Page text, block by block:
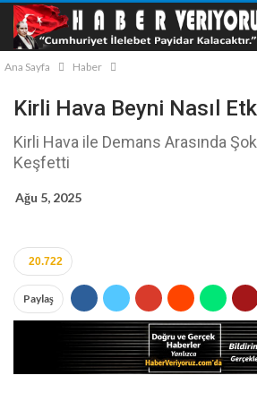
Ana Sayfa Haber
Kirli Hava Beyni Nasıl
Kirli Hava ile Demans Arasında
Keşfetti
Ağu 5, 2025
20.722
Paylaş